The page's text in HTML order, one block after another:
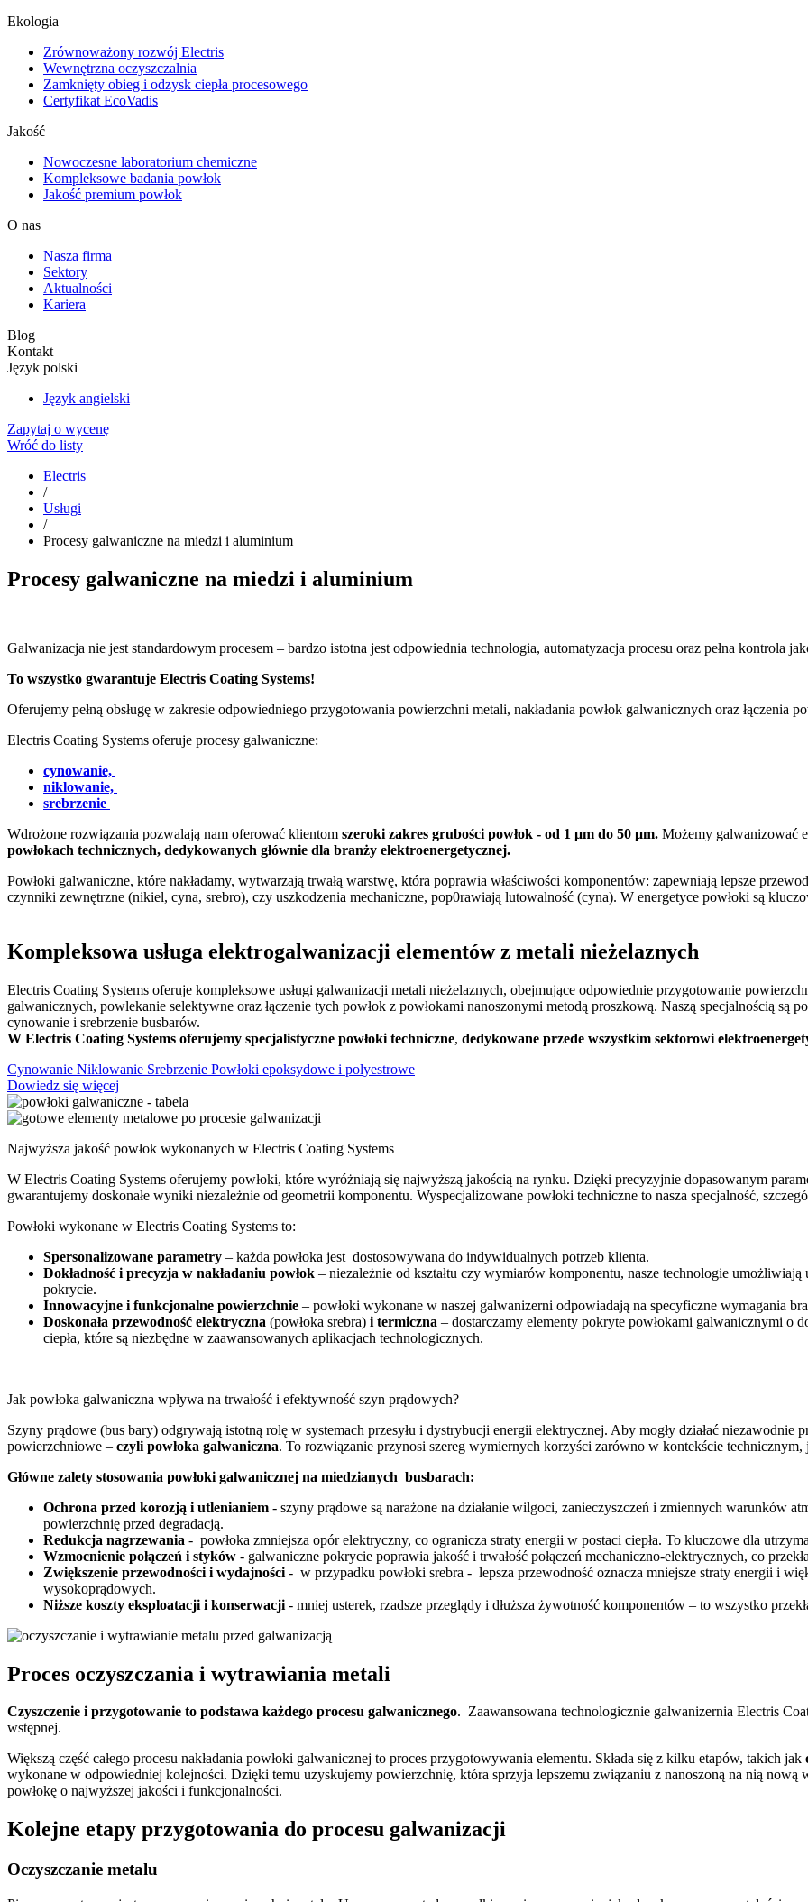
Ekologia
Zrównoważony rozwój Electris
Wewnętrzna oczyszczalnia
Zamknięty obieg i odzysk ciepła procesowego
Certyfikat EcoVadis
Jakość
Nowoczesne laboratorium chemiczne
Kompleksowe badania powłok
Jakość premium powłok
O nas
Nasza firma
Sektory
Aktualności
Kariera
Blog
Kontakt
Język polski
Język angielski
Zapytaj o wycenę
Wróć do listy
Electris
/
Usługi
/
Procesy galwaniczne na miedzi i aluminium
Procesy galwaniczne na miedzi i aluminium
Galwanizacja nie jest standardowym procesem – bardzo istotna jest odpowiednia technologia, automatyzacja procesu oraz pełna kontrola
To wszystko gwarantuje Electris Coating Systems!
Oferujemy pełną obsługę w zakresie odpowiedniego przygotowania powierzchni metali, nakładania powłok galwanicznych oraz łączenia
Electris Coating Systems oferuje procesy galwaniczne:
cynowanie,
niklowanie,
srebrzenie
Wdrożone rozwiązania pozwalają nam oferować klientom szeroki zakres grubości powłok - od 1 μm do 50 μm. Możemy galwanizować
powłokach technicznych, dedykowanych głównie dla branży elektroenergetycznej.
Powłoki galwaniczne, które nakładamy, wytwarzają trwałą warstwę, która poprawia właściwości komponentów: zapewniają lepsze
czynniki zewnętrzne (nikiel, cyna, srebro), czy uszkodzenia mechaniczne, pop0rawiają lutowalność (cyna). W energetyce powłoki są
Kompleksowa usługa elektrogalwanizacji elementów z metali nieżelaznych
Electris Coating Systems oferuje kompleksowe usługi galwanizacji metali nieżelaznych, obejmujące odpowiednie przygotowanie
galwanicznych, powlekanie selektywne oraz łączenie tych powłok z powłokami nanoszonymi metodą proszkową. Naszą specjalnością
cynowanie i srebrzenie busbarów.
W Electris Coating Systems oferujemy specjalistyczne powłoki techniczne, dedykowane przede wszystkim sektorowi
Cynowanie Niklowanie Srebrzenie Powłoki epoksydowe i polyestrowe
Dowiedz się więcej
Najwyższa jakość powłok wykonanych w Electris Coating Systems
W Electris Coating Systems oferujemy powłoki, które wyróżniają się najwyższą jakością na rynku. Dzięki precyzyjnie dopasowanym
gwarantujemy doskonałe wyniki niezależnie od geometrii komponentu. Wyspecjalizowane powłoki techniczne to nasza specjalność,
Powłoki wykonane w Electris Coating Systems to:
Spersonalizowane parametry – każda powłoka jest dostosowywana do indywidualnych potrzeb klienta.
Dokładność i precyzja w nakładaniu powłok – niezależnie od kształtu czy wymiarów komponentu, nasze technologie
pokrycie.
Innowacyjne i funkcjonalne powierzchnie – powłoki wykonane w naszej galwanizerni odpowiadają na specyficzne wymagania
Doskonała przewodność elektryczna (powłoka srebra) i termiczna – dostarczamy elementy pokryte powłokami galwanicznymi o
ciepła, które są niezbędne w zaawansowanych aplikacjach technologicznych.
Jak powłoka galwaniczna wpływa na trwałość i efektywność szyn prądowych?
Szyny prądowe (bus bary) odgrywają istotną rolę w systemach przesyłu i dystrybucji energii elektrycznej. Aby mogły działać niezawodnie
powierzchniowe – czyli powłoka galwaniczna. To rozwiązanie przynosi szereg wymiernych korzyści zarówno w kontekście
Główne zalety stosowania powłoki galwanicznej na miedzianych busbarach:
Ochrona przed korozją i utlenianiem - szyny prądowe są narażone na działanie wilgoci, zanieczyszczeń i zmiennych warunków
powierzchnię przed degradacją.
Redukcja nagrzewania - powłoka zmniejsza opór elektryczny, co ogranicza straty energii w postaci ciepła. To kluczowe dla
Wzmocnienie połączeń i styków - galwaniczne pokrycie poprawia jakość i trwałość połączeń mechaniczno-elektrycznych, co
Zwiększenie przewodności i wydajności - w przypadku powłoki srebra - lepsza przewodność oznacza mniejsze straty energii i
wysokoprądowych.
Niższe koszty eksploatacji i konserwacji - mniej usterek, rzadsze przeglądy i dłuższa żywotność komponentów – to wszystko
Proces oczyszczania i wytrawiania metali
Czyszczenie i przygotowanie to podstawa każdego procesu galwanicznego. Zaawansowana technologicznie galwanizernia Electris
wstępnej.
Większą część całego procesu nakładania powłoki galwanicznej to proces przygotowywania elementu. Składa się z kilku etapów, takich jak
wykonane w odpowiedniej kolejności. Dzięki temu uzyskujemy powierzchnię, która sprzyja lepszemu związaniu z nanoszoną na nią nową
powłokę o najwyższej jakości i funkcjonalności.
Kolejne etapy przygotowania do procesu galwanizacji
Oczyszczanie metalu